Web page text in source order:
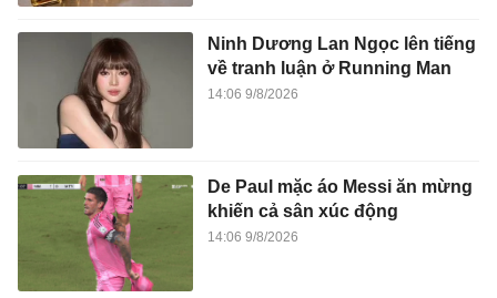
Ninh Dương Lan Ngọc lên tiếng
về tranh luận ở Running Man
14:06 9/8/2026
De Paul mặc áo Messi ăn mừng
khiến cả sân xúc động
14:06 9/8/2026